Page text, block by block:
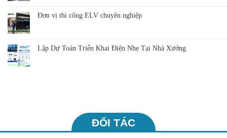
Đơn vị thi công ELV chuyên nghiệp
Lập Dự Toán Triển Khai Điện Nhẹ Tại Nhà Xưởng
ĐỐI TÁC